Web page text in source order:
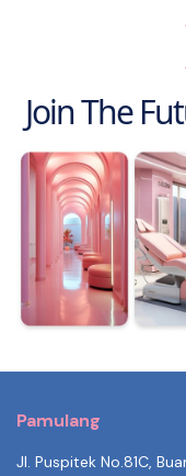
Join The
Pamulang
Jl. Puspitek No.81C,